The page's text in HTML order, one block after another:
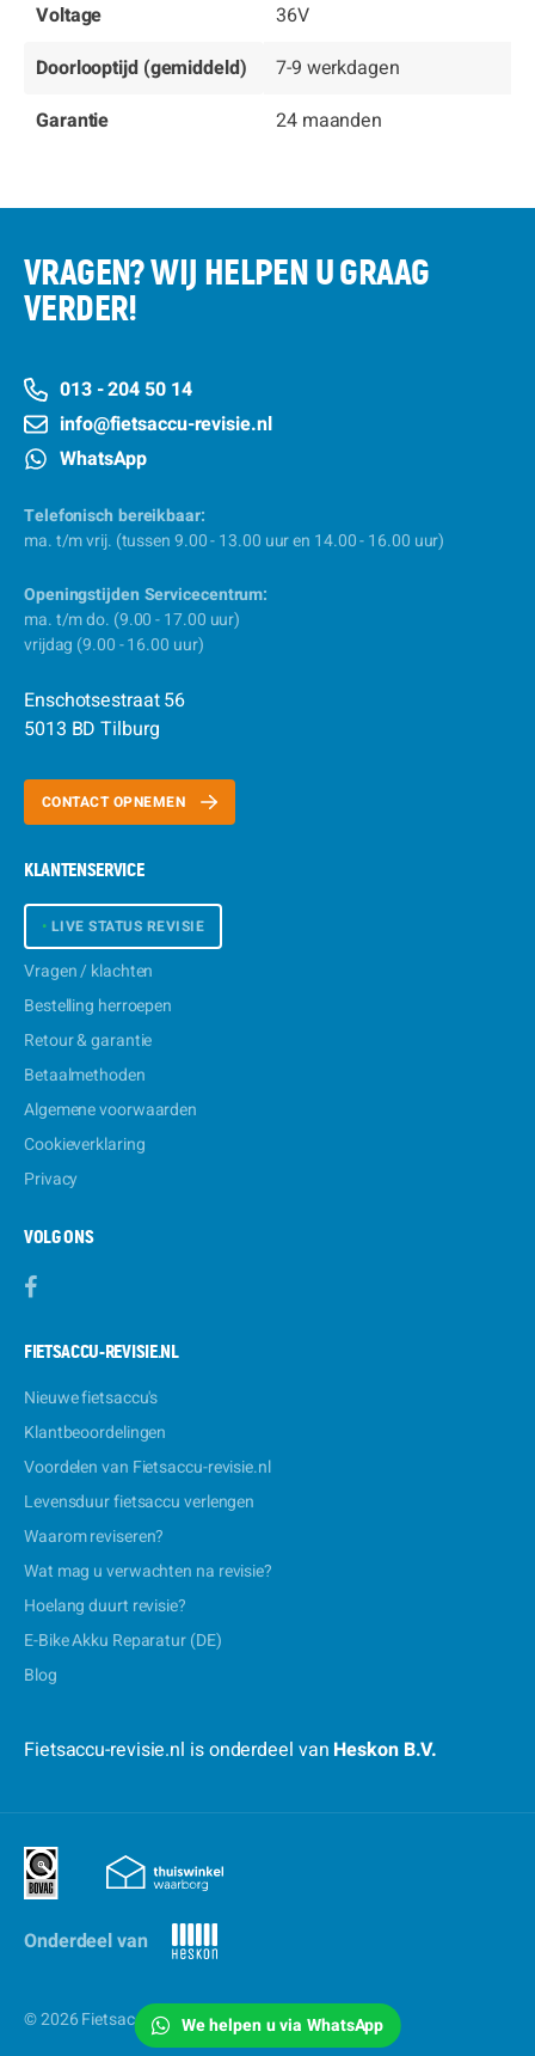
Voltage
36V
Doorlooptijd (gemiddeld)
7-9 werkdagen
Garantie
24 maanden
VRAGEN? WIJ HELPEN U GRAAG
VERDER!
013 - 204 50 14
info@fietsaccu-revisie.nl
WhatsApp
Telefonisch bereikbaar:
ma. t/m vrij. (tussen 9.00 - 13.00 uur en 14.00 - 16.00 uur)
Openingstijden Servicecentrum:
ma. t/m do. (9.00 - 17.00 uur)
vrijdag (9.00 - 16.00 uur)
Enschotsestraat 56
5013 BD Tilburg
CONTACT OPNEMEN
KLANTENSERVICE
• LIVE STATUS REVISIE
Vragen / klachten
Bestelling herroepen
Retour & garantie
Betaalmethoden
Algemene voorwaarden
Cookieverklaring
Privacy
VOLG ONS
FIETSACCU-REVISIE.NL
Nieuwe fietsaccu's
Klantbeoordelingen
Voordelen van Fietsaccu-revisie.nl
Levensduur fietsaccu verlengen
Waarom reviseren?
Wat mag u verwachten na revisie?
Hoelang duurt revisie?
E-Bike Akku Reparatur (DE)
Blog
Fietsaccu-revisie.nl is onderdeel van Heskon B.V.
Onderdeel van
© 2026 Fietsaccu-revisie.nlWe helpen u via WhatsApp